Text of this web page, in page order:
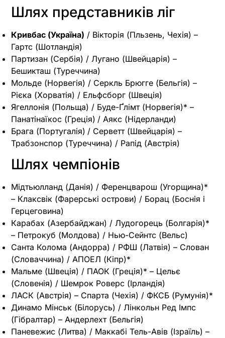
Шлях представників ліг
Кривбас (Україна) / Вікторія (Пльзень, Чехія) –
Гартс (Шотландія)
Партизан (Сербія) / Лугано (Швейцарія) –
Бешикташ (Туреччина)
Мольде (Норвегія) / Серкль Брюгге (Бельгія) –
Рієка (Хорватія) / Ельфсборг (Швеція)
Ягеллонія (Польща) / Буде-Ґлімт (Норвегія)* –
Панатінаїкос (Греція) / Аякс (Нідерланди)
Брага (Португалія) / Серветт (Швейцарія) –
Трабзонспор (Туреччина) / Рапід (Австрія)
Шлях чемпіонів
Мідтьюлланд (Данія) / Ференцварош (Угорщина)*
– Клаксвік (Фарерські острови) / Борац (Боснія і
Герцеговина)
Карабах (Азербайджан) / Лудогорець (Болгарія)*
– Петрокуб (Молдова) / Нью-Сейнтс (Вельс)
Санта Колома (Андорра) / РФШ (Латвія) – Слован
(Словаччина) / АПОЕЛ (Кіпр)*
Мальме (Швеція) / ПАОК (Греція)* – Цельє
(Словенія) / Шемрок Роверс (Ірландія)
ЛАСК (Австрія) – Спарта (Чехія) / ФКСБ (Румунія)*
Динамо Мінськ (Білорусь) / Лінкольн Ред Імпс
(Гібралтар) – Андерлехт (Бельгія)
Паневежис (Литва) / Маккабі Тель-Авів (Ізраїль) –